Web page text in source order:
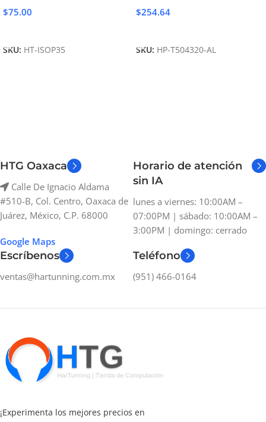
$75.00
SKU: HT-ISOP35
$254.64
SKU: HP-T504320-AL
HTG Oaxaca
Calle De Ignacio Aldama
#510-B, Col. Centro, Oaxaca de
Juárez, México, C.P. 68000
Google Maps
Horario de atención
sin IA
lunes a viernes: 10:00AM –
07:00PM | sábado: 10:00AM –
3:00PM | domingo: cerrado
Escríbenos
ventas@hartunning.com.mx
Teléfono
(951) 466-0164
¡Experimenta los mejores precios en